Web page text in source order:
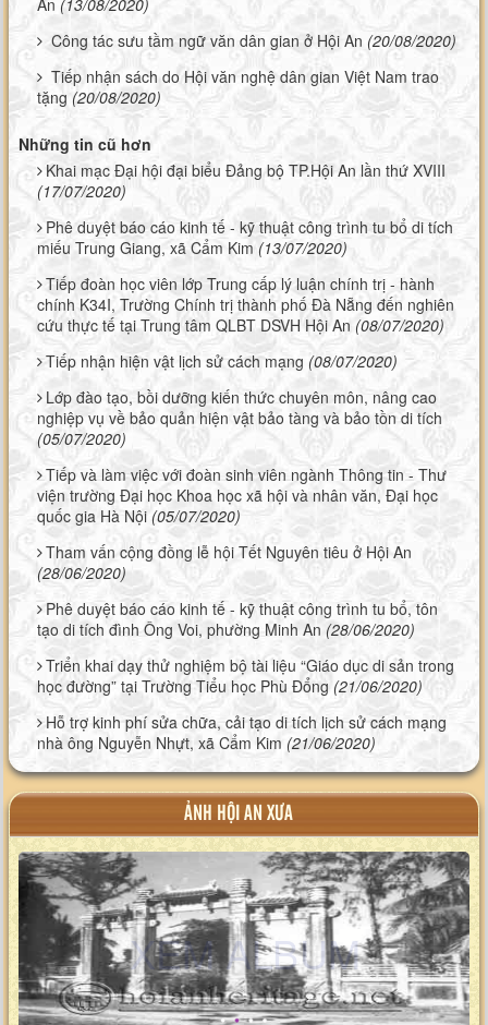
An (13/08/2020)
Công tác sưu tầm ngữ văn dân gian ở Hội An (20/08/2020)
Tiếp nhận sách do Hội văn nghệ dân gian Việt Nam trao
tặng (20/08/2020)
Những tin cũ hơn
Khai mạc Đại hội đại biểu Đảng bộ TP.Hội An lần thứ XVIII
(17/07/2020)
Phê duyệt báo cáo kinh tế - kỹ thuật công trình tu bổ di tích
miếu Trung Giang, xã Cẩm Kim (13/07/2020)
Tiếp đoàn học viên lớp Trung cấp lý luận chính trị - hành
chính K34I, Trường Chính trị thành phố Đà Nẵng đến nghiên
cứu thực tế tại Trung tâm QLBT DSVH Hội An (08/07/2020)
Tiếp nhận hiện vật lịch sử cách mạng (08/07/2020)
Lớp đào tạo, bồi dưỡng kiến thức chuyên môn, nâng cao
nghiệp vụ về bảo quản hiện vật bảo tàng và bảo tồn di tích
(05/07/2020)
Tiếp và làm việc với đoàn sinh viên ngành Thông tin - Thư
viện trường Đại học Khoa học xã hội và nhân văn, Đại học
quốc gia Hà Nội (05/07/2020)
Tham vấn cộng đồng lễ hội Tết Nguyên tiêu ở Hội An
(28/06/2020)
Phê duyệt báo cáo kinh tế - kỹ thuật công trình tu bổ, tôn
tạo di tích đình Ông Voi, phường Minh An (28/06/2020)
Triển khai dạy thử nghiệm bộ tài liệu “Giáo dục di sản trong
học đường” tại Trường Tiểu học Phù Đổng (21/06/2020)
Hỗ trợ kinh phí sửa chữa, cải tạo di tích lịch sử cách mạng
nhà ông Nguyễn Nhựt, xã Cẩm Kim (21/06/2020)
ẢNH HỘI AN XƯA
XEM ALBUM